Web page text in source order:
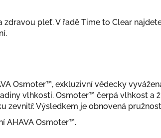
pleť. V řadě Time to Clear
Osmoter™, exkluzivní vědecky
vlhkosti. Osmoter™ čerpá vlhkost
zevnitř. Výsledkem je obnovená
AHAVA Osmoter™.